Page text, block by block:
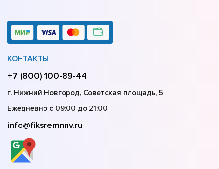
КОНТАКТЫ
+7 (800) 100-89-44
г. Нижний Новгород, Советская площадь, 5
Ежедневно с 09:00 до 21:00
info@fiksremnnv.ru